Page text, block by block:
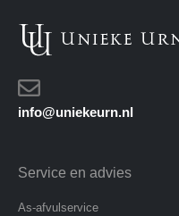
info@uniekeurn.nl
Service en advies
As-afvulservice